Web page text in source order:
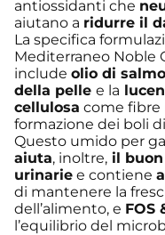
antiossidanti che
aiutano a ridurre il
La specifica
Mediterraneo Noble
include olio di
della pelle e la
cellulosa come fibre
formazione dei boli
Questo umido per
aiuta, inoltre, il
urinarie e contiene
di mantenere la
dell’alimento, e FOS
l’equilibrio del